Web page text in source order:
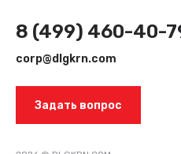
8 (499) 460-40-
corp@dlgkrn.com
Задать вопрос